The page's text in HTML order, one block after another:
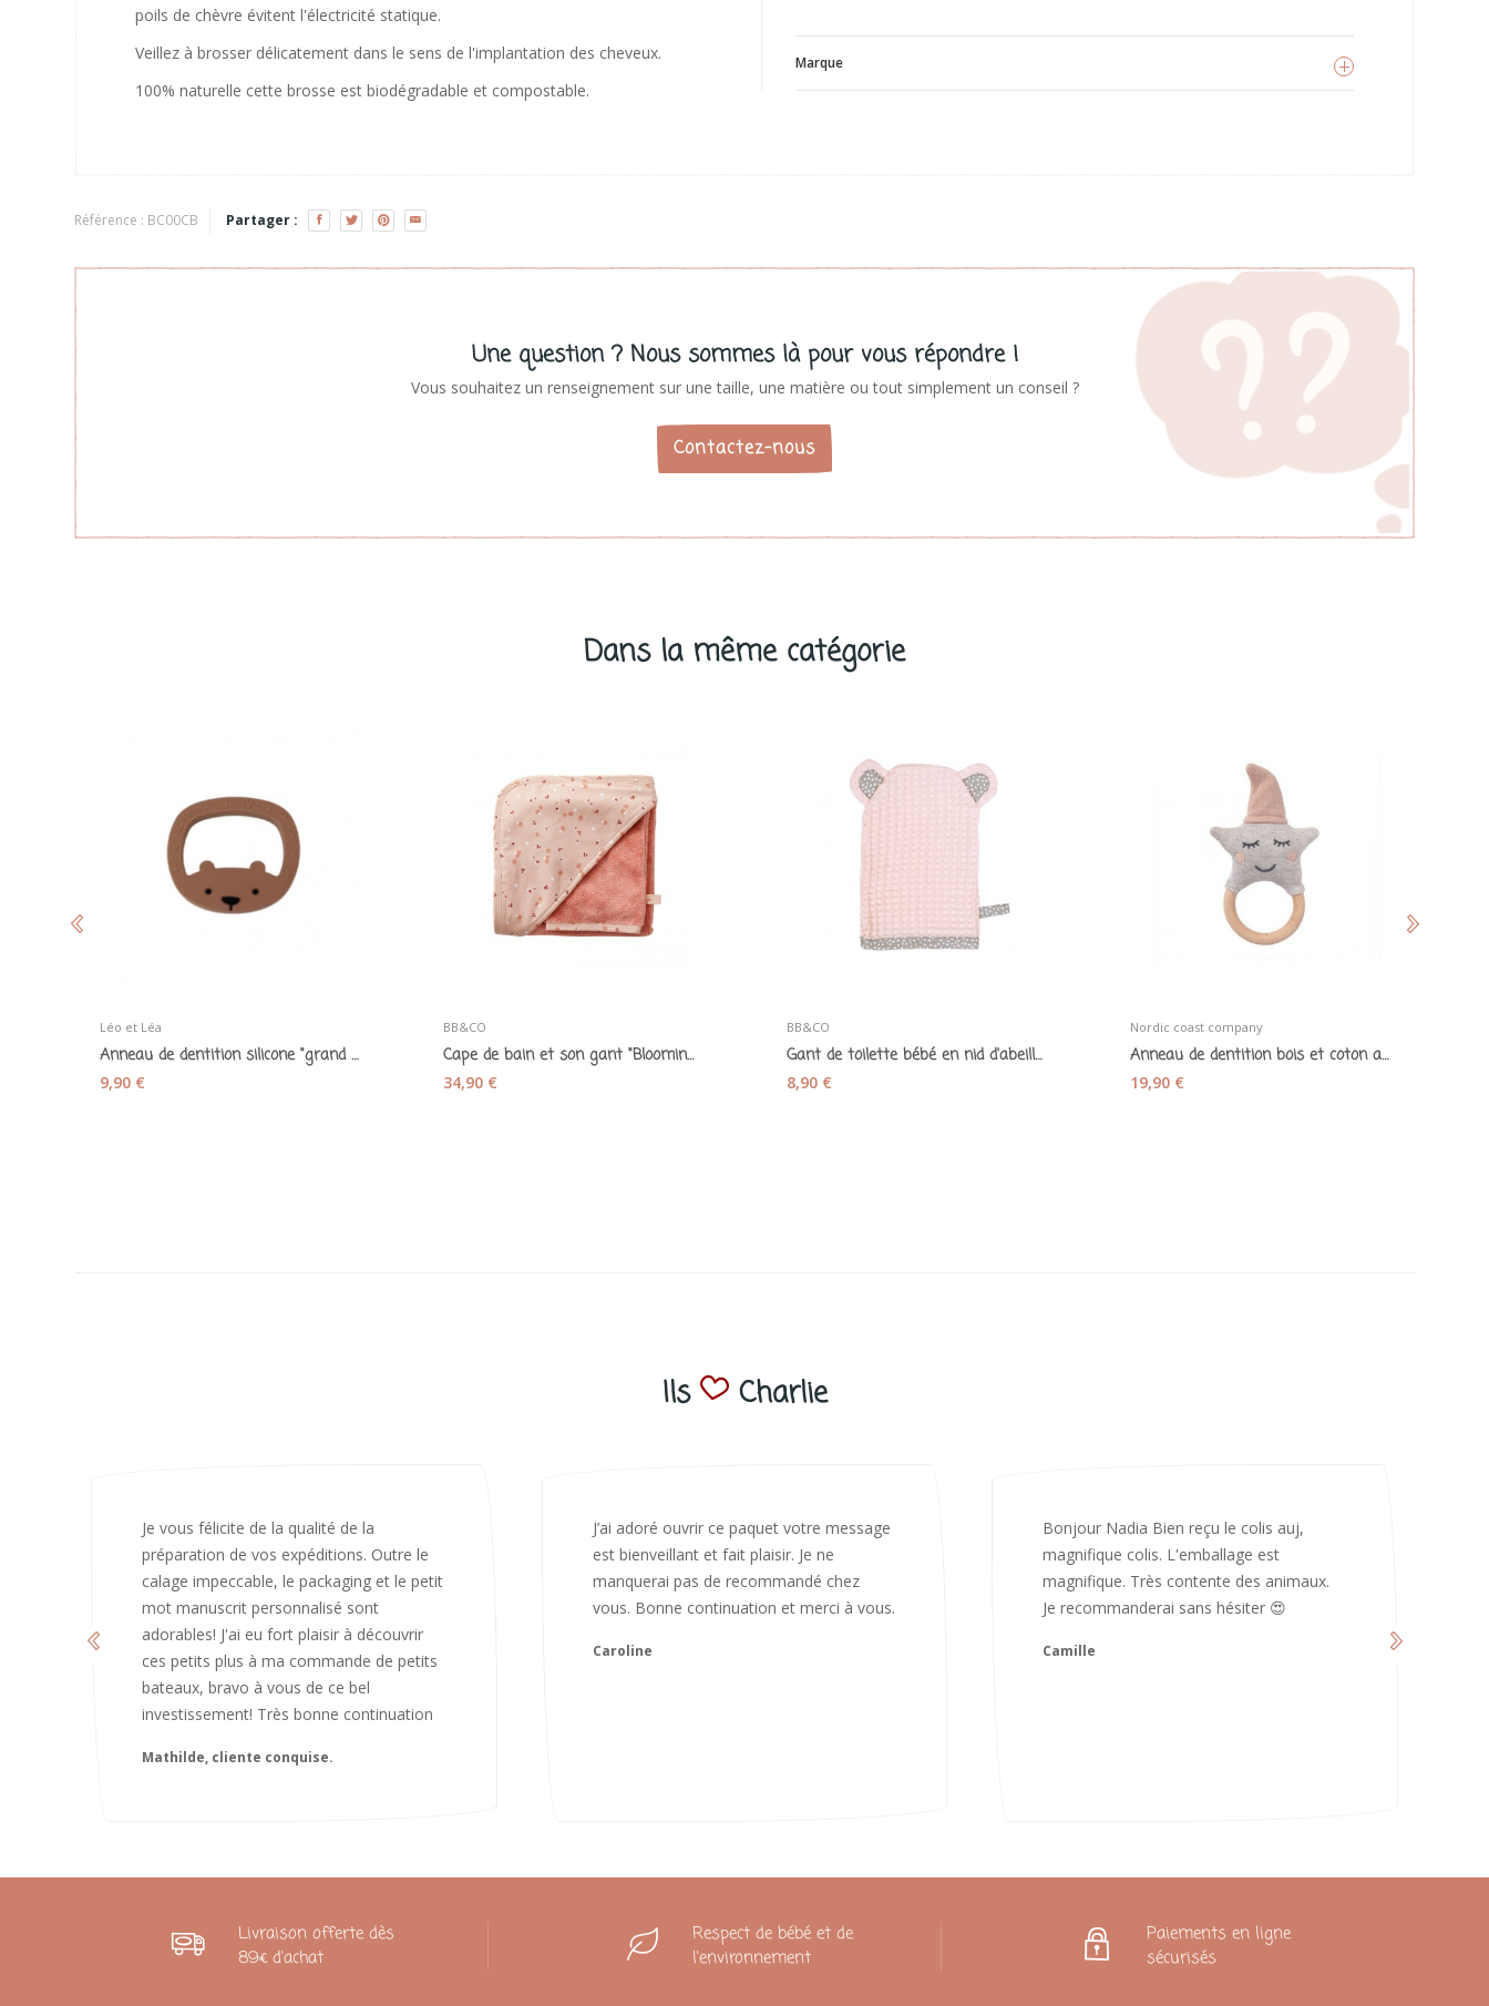
poils de chèvre évitent l'électricité statique.
Veillez à brosser délicatement dans le sens de l'implantation des cheveux.
100% naturelle cette brosse est biodégradable et compostable.
Marque
Référence : BC00CB Partager :
Une question ? Nous sommes là pour vous répondre !
Vous souhaitez un renseignement sur une taille, une matière ou tout simplement un conseil ?
Contactez-nous
Dans la même catégorie
Léo et Léa
Anneau de dentition silicone "grand ours"...
9,90 €
BB&CO
Cape de bain et son gant "Blooming day" nude...
34,90 €
BB&CO
Gant de toilette bébé en nid d'abeille rose blush
8,90 €
Nordic coast company
Anneau de dentition bois et coton avec hochet...
19,90 €
Ils Charlie
J’ai adoré ouvrir ce paquet votre message
est bienveillant et fait plaisir. Je ne
manquerai pas de recommandé chez
vous. Bonne continuation et merci à vous.
Bonjour Nadia Bien reçu le colis auj,
magnifique colis. L'emballage est
magnifique. Très contente des animaux.
Je recommanderai sans hésiter 😍
Camille
Merci infiniment, c’est magnifique 😍
d’avoir pris le temps de me répondre.
Nous sommes vraiment contents et
avons hâte de les utiliser 😄 bonne soirée
😍
Livraison offerte dès
89€ d'achat
Respect de bébé et de
l'environnement
Paiements en ligne
sécurisés